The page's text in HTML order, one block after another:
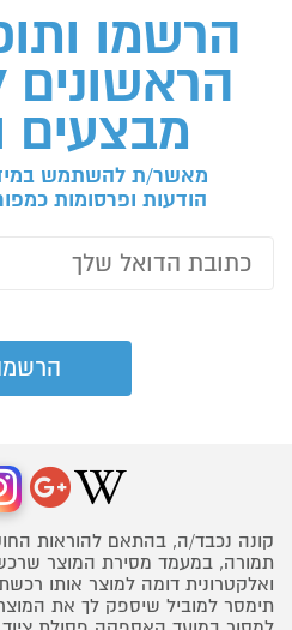
הרשמו
מבצעים
מאשר/ת להשתמש
הודעות ופרסומות
קונה נכבד/ה, בהתאם להוראות
תמורה, במעמד מסירת המוצר
ואלקטרונית דומה למוצר אותו
תימסר למוביל שיספק לך את